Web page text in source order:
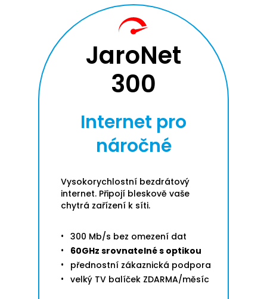
JaroNet
300
Internet pro
náročné
Vysokorychlostní bezdrátový
internet. Připojí bleskově vaše
chytrá zařízení k síti.
300 Mb/s bez omezení dat
60GHz srovnatelné s optikou
přednostní zákaznická podpora
velký TV balíček ZDARMA/měsíc